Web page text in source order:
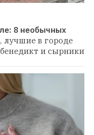
8 необычных
лучшие в городе
и сырники